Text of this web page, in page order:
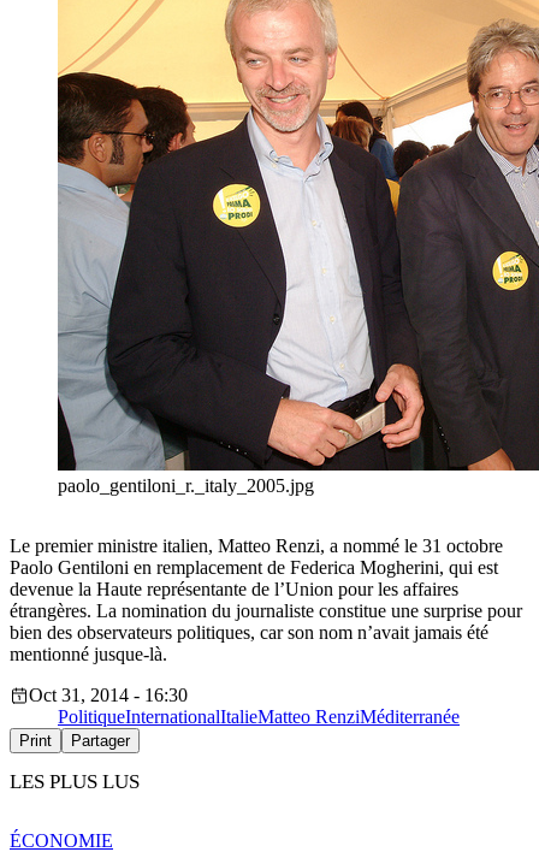
paolo_gentiloni_r._italy_2005.jpg
Le premier ministre italien, Matteo Renzi, a nommé le 31 octobre
Paolo Gentiloni en remplacement de Federica Mogherini, qui est
devenue la Haute représentante de l’Union pour les affaires
étrangères. La nomination du journaliste constitue une surprise pour
bien des observateurs politiques, car son nom n’avait jamais été
mentionné jusque-là.
Oct 31, 2014 - 16:30
PolitiqueInternationalItalieMatteo RenziMéditerranée
Print Partager
LES PLUS LUS
ÉCONOMIE